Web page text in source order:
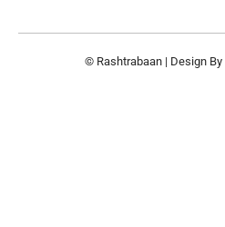
© Rashtrabaan | Design By